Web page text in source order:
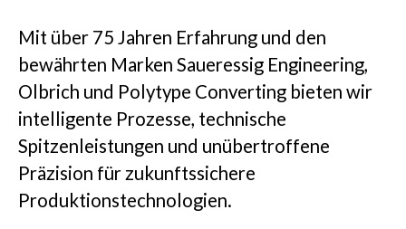
Mit über 75 Jahren Erfahrung und den
bewährten Marken Saueressig Engineering,
Olbrich und Polytype Converting bieten wir
intelligente Prozesse, technische
Spitzenleistungen und unübertroffene
Präzision für zukunftssichere
Produktionstechnologien.